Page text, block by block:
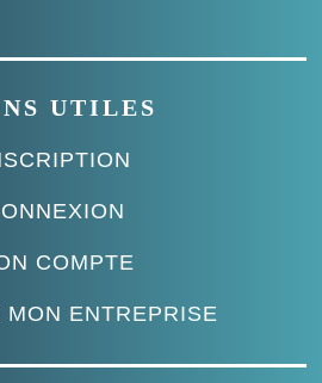
UTILES
COMPTE
MON ENTREPRISE